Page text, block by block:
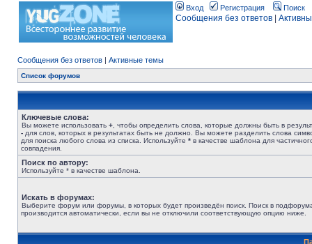
Вход Регистрация Поиск
Сообщения без ответов
Сообщения без ответов | Активные темы
Список форумов
Ключевые слова:
Вы можете использовать + , чтобы определить слова, которые должны быть в
- для слов, которых в результатах быть не должно. Вы можете разделить слова
для поиска любого слова из списка. Используйте * в качестве шаблона для
совпадения.
Поиск по автору:
Используйте * в качестве шаблона.
Искать в форумах:
Выберите форум или форумы, в которых будет произведён поиск. Поиск в
производится автоматически, если вы не отключили соответствующую опцию ниже.